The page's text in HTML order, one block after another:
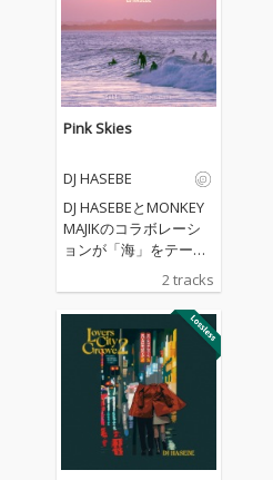
Pink Skies
DJ HASEBE
DJ HASEBEとMONKEY
MAJIKのコラボレーシ
ョンが「海」をテーマ
「サーフ」を共通項に
それぞれのシーンの一
線で活躍してきた2組
のアーティストによる
夢のコラボシングルが
この夏待望の到着！20
25年8月6日（水）配信
スタート！
2 tracks